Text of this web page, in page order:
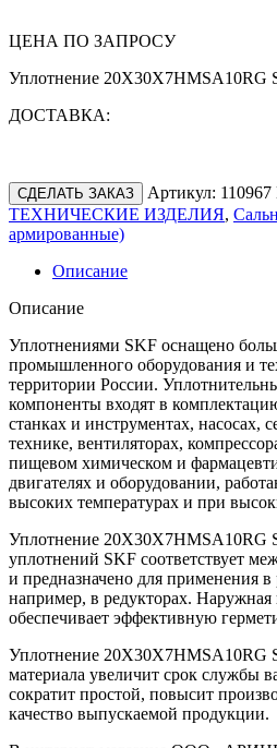
ЦЕНА ПО ЗАПРОСУ
Уплотнение 20X30X7HMSA10RG
ДОСТАВКА:
СДЕЛАТЬ ЗАКАЗ Артикул: 110967
ТЕХНИЧЕСКИЕ ИЗДЕЛИЯ,
армированные)
Описание
Описание
Уплотнениями SKF оснащено
промышленного оборудования и
территории России.
компоненты входят в
станках и инструментах, насосах,
технике, вентиляторах,
пищевом химическом и
двигателях и оборудовании,
высоких температурах и при
Уплотнение 20X30X7HMSA10RG
уплотнений SKF соответствует
и предназначено для применения
например, в редукторах. Наружная
обеспечивает эффективную
Уплотнение 20X30X7HMSA10RG
материала увеличит срок службы
сократит простой, повысит
качество выпускаемой продукции.